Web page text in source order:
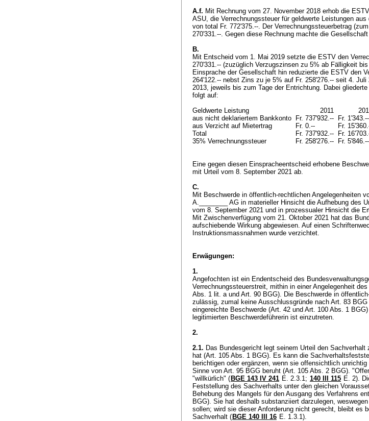
A.f. Mit Rechnung vom 27. November 2018 erhob die
ASU, die Verrechnungssteuer für geldwerte Leistungen
von total Fr. 772'375.--. Der Verrechnungssteuerbetrag
270'331.--. Gegen diese Rechnung machte die
B.
Mit Entscheid vom 1. Mai 2019 setzte die ESTV den
270'331.-- (zuzüglich Verzugszinsen zu 5% ab Fälligkeit
Einsprache der Gesellschaft hin reduzierte die ESTV den
264'122.-- nebst Zins zu je 5% auf Fr. 258'276.-- seit 4.
2013, jeweils bis zum Tage der Entrichtung. Dabei
folgt auf:
Geldwerte Leistung
2011
aus nicht deklariertem Bankkonto
Fr. 737'932.--
Fr. 1'343.--
aus Verzicht auf Mietertrag
Fr. 0.--
Fr.
Total
Fr. 737'932.--
Fr.
35% Verrechnungssteuer
Fr. 258'276.-- Fr. 5'846.--
Eine gegen diesen Einspracheentscheid erhobene
mit Urteil vom 8. September 2021 ab.
C.
Mit Beschwerde in öffentlich-rechtlichen Angelegenheiten
A.________ AG in materieller Hinsicht die Aufhebung des
vom 8. September 2021 und in prozessualer Hinsicht die
Mit Zwischenverfügung vom 21. Oktober 2021 hat das
aufschiebende Wirkung abgewiesen. Auf einen
Instruktionsmassnahmen wurde verzichtet.
Erwägungen:
1.
Angefochten ist ein Endentscheid des
Verrechnungssteuerstreit, mithin in einer Angelegenheit
Abs. 1 lit. a und Art. 90 BGG). Die Beschwerde in
zulässig, zumal keine Ausschlussgründe nach Art. 83 BGG
eingereichte Beschwerde (Art. 42 und Art. 100 Abs. 1 BGG
legitimierten Beschwerdeführerin ist einzutreten.
2.
2.1. Das Bundesgericht legt seinem Urteil den
hat (Art. 105 Abs. 1 BGG). Es kann die
berichtigen oder ergänzen, wenn sie offensichtlich
Sinne von Art. 95 BGG beruht (Art. 105 Abs. 2 BGG).
"willkürlich" ( BGE 143 IV 241 E. 2.3.1; 140 III 115 E. 2).
Feststellung des Sachverhalts unter den gleichen
Behebung des Mangels für den Ausgang des Verfahrens
BGG). Sie hat deshalb substanziiert darzulegen,
sollen; wird sie dieser Anforderung nicht gerecht, bleibt es
Sachverhalt ( BGE 140 III 16 E. 1.3.1).